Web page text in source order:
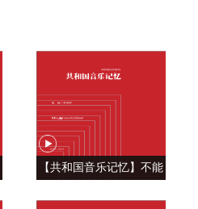
【共和国音乐记忆】不能